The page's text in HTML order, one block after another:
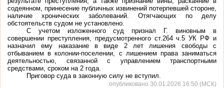
содеянном, принесение публичных извинений потерпевшей стороне,
наличие хронических заболеваний. Отягчающих по делу
обстоятельств судом не установлено.
С учетом изложенного суд признал Г. виновным в
совершении преступления, предусмотренного ст.264 ч.5 УК РФ и
назначил ему наказание в виде 2 лет лишения свободы с
отбыванием в колонии-поселении, с лишением права заниматься
деятельностью, связанной с управлением транспортными
средствами, сроком на 2 года.
Приговор суда в законную силу не вступил.
опубликовано 30.01.2026 16:50 (МСК)